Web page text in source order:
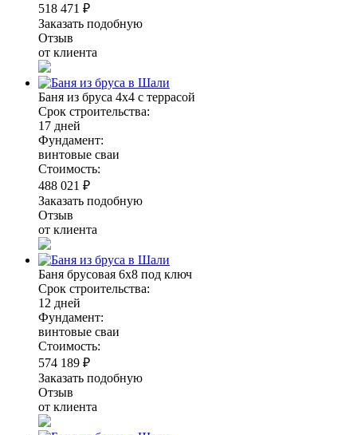
518 471 ₽
Заказать подобную
Отзыв
от клиента
Баня из бруса 4х4 с террасой
Срок строительства:
17 дней
Фундамент:
винтовые сваи
Стоимость:
488 021 ₽
Заказать подобную
Отзыв
от клиента
Баня брусовая 6х8 под ключ
Срок строительства:
12 дней
Фундамент:
винтовые сваи
Стоимость:
574 189 ₽
Заказать подобную
Отзыв
от клиента